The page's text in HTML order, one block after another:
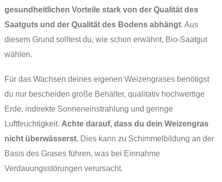
gesundheitlichen Vorteile stark von der Qualität des
Saatguts und der Qualität des Bodens abhängt. Aus
diesem Grund solltest du, wie schon erwähnt, Bio-Saatgut
wählen.
Für das Wachsen deines eigenen Weizengrases benötigst
du nur bescheiden große Behälter, qualitativ hochwertige
Erde, indirekte Sonneneinstrahlung und geringe
Luftfeuchtigkeit. Achte darauf, dass du dein Weizengras
nicht überwässerst.Dies kann zu Schimmelbildung an der
Basis des Grases führen, was bei Einnahme
Verdauungsstörungen verursacht.